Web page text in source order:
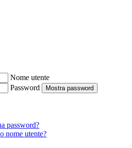
Nome utente
Password
Mostra password
password?
nome utente?